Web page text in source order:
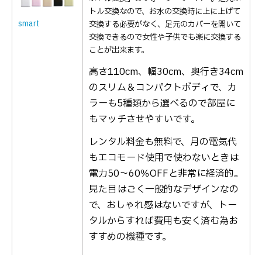
smart
トル交換なので、お水の交換時に上に上げて
交換する必要がなく、足元のカバーを開いて
交換できるので女性や子供でも楽に交換する
ことが出来ます。
高さ110cm、幅30cm、奥行き34cm
のスリム＆コンパクトボディで、カ
ラーも5種類から選べるので部屋に
もマッチさせやすいです。
レンタル料金も無料で、月の電気代
もエコモード使用で使わないときは
電力50〜60％OFFと非常に経済的。
見た目はごく一般的なデザインなの
で、おしゃれ感はないですが、トー
タルからすれば費用も安く済む為お
すすめの機種です。